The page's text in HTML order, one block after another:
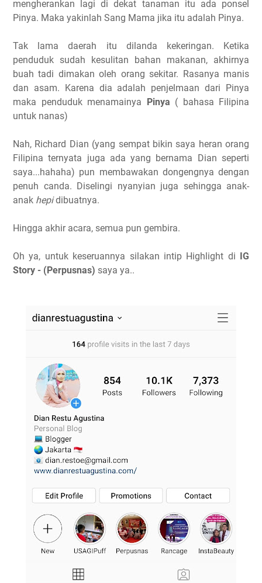
mengherankan lagi di dekat tanaman itu ada ponsel
Pinya. Maka yakinlah Sang Mama jika itu adalah Pinya.
Tak lama daerah itu dilanda kekeringan. Ketika
penduduk sudah kesulitan bahan makanan, akhirnya
buah tadi dimakan oleh orang sekitar. Rasanya manis
dan asam. Karena dia adalah penjelmaan dari Pinya
maka penduduk menamainya Pinya ( bahasa Filipina
untuk nanas)
Nah, Richard Dian (yang sempat bikin saya heran orang
Filipina ternyata juga ada yang bernama Dian seperti
saya...hahaha) pun membawakan dongengnya dengan
penuh canda. Diselingi nyanyian juga sehingga anak-
anak hepidibuatnya.
Hingga akhir acara, semua pun gembira.
Oh ya, untuk keseruannya silakan intip Highlight di IG
Story - (Perpusnas) saya ya..